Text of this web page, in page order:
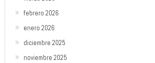
febrero 2026
enero 2026
diciembre 2025
noviembre 2025